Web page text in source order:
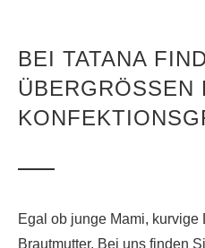
BEI TATANA
ÜBERGRÖSSEN
Egal ob junge Mami,
Brautmutter. Bei uns finden